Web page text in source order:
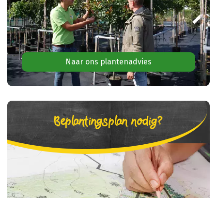
Naar ons plantenadvies
Beplantingsplan nodig?